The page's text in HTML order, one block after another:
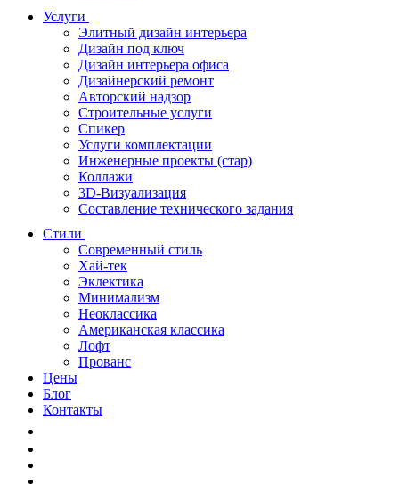
Услуги
Элитный дизайн интерьера
Дизайн под ключ
Дизайн интерьера офиса
Дизайнерский ремонт
Авторский надзор
Строительные услуги
Спикер
Услуги комплектации
Инженерные проекты (стар)
Коллажи
3D-Визуализация
Составление технического задания
Стили
Современный стиль
Хай-тек
Эклектика
Минимализм
Неоклассика
Американская классика
Лофт
Прованс
Цены
Блог
Контакты